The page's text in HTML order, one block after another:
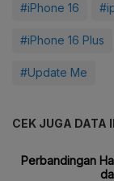
#iPhone 16
#iPhone 16 Plus
#Update Me
CEK JUGA DATA